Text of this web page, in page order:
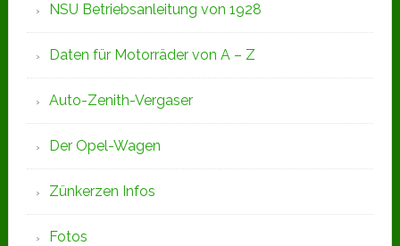
NSU Betriebsanleitung von 1928
Daten für Motorräder von A – Z
Auto-Zenith-Vergaser
Der Opel-Wagen
Zünkerzen Infos
Fotos